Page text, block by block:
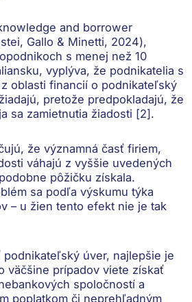
and borrower
Gallo & Minetti, 2024),
s menej než 10
vyplýva, že podnikatelia s
z oblasti financiío podnikateľský
, pretože predpokladajú, že
sa zamietnutia žiadosti [2].
že významná časť firiem,
váhajú z vyššie uvedených
pôžičku získala.
sa podľa výskumu týka
– u žien tento efekt nie je tak
úver, najlepšie je
väčšine prípadov viete získať
spoločností a
poplatkom či neprehľadným